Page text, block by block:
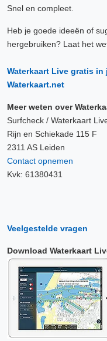
Snel en compleet.
Heb je goede ideeën of
hergebruiken? Laat het
Waterkaart Live gratis in
Waterkaart.net
Meer weten over
Surfcheck / Waterkaart
Rijn en Schiekade 115 F
2311 AS Leiden
Contact opnemen
Kvk: 61380431
Veelgestelde vragen
Download Waterkaart